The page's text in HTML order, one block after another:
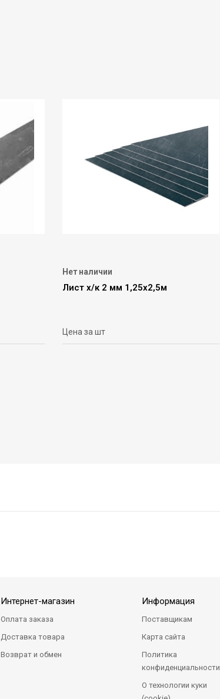
Нет наличии
Лист х/к 2 мм 1,25х2,5м
Цена за шт
Интернет-магазин
Оплата заказа
Доставка товара
Возврат и обмен
Информация
Поставщикам
Карта сайта
Политика
конфиденциальности
О технологии куки